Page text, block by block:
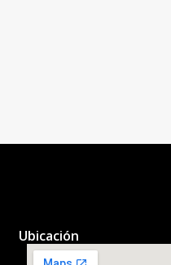
Ubicación